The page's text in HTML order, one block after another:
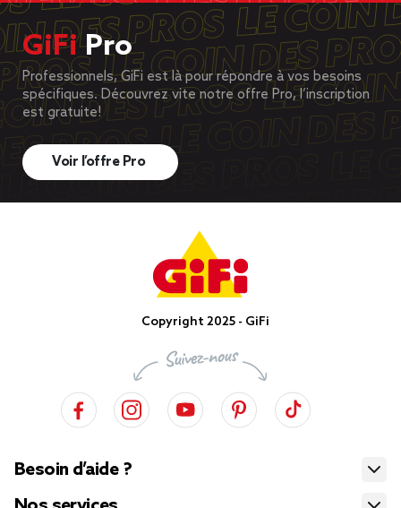
GiFiPro
Professionnels, GiFi est là pour répondre à vos besoins
spécifiques. Découvrez vite notre offre Pro, l’inscription
est gratuite!
Voir l’offre Pro
Copyright 2025 - GiFi
Besoin d’aide ?